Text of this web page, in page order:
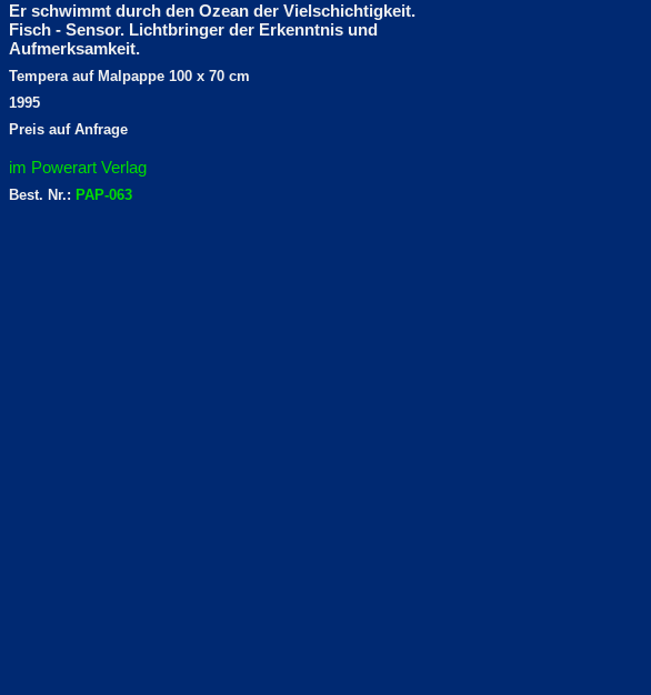
Er schwimmt durch den Ozean der Vielschichtigkeit.
Fisch - Sensor. Lichtbringer der Erkenntnis und
Aufmerksamkeit.
Tempera auf Malpappe 100 x 70 cm
1995
Preis auf Anfrage
im Powerart Verlag
Best. Nr.: PAP-063